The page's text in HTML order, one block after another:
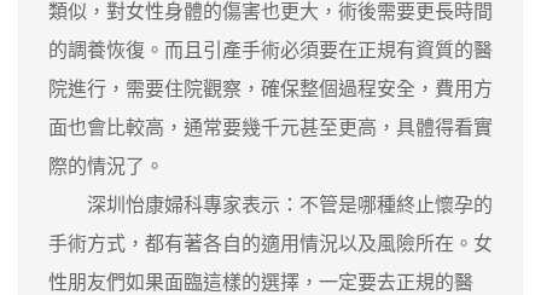
類似，對女性身體的傷害也更大，術後需要更長時間
的調養恢復。而且引產手術必須要在正規有資質的醫
院進行，需要住院觀察，確保整個過程安全，費用方
面也會比較高，通常要幾千元甚至更高，具體得看實
際的情況了。
深圳怡康婦科專家表示：不管是哪種終止懷孕的
手術方式，都有著各自的適用情況以及風險所在。女
性朋友們如果面臨這樣的選擇，一定要去正規的醫